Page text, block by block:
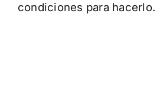
condiciones para hacerlo.